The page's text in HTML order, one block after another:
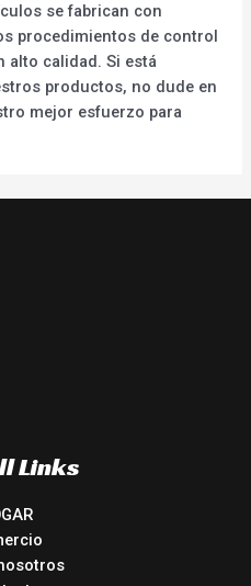
se fabrican con
procedimientos de control
alto calidad. Si está
productos, no dude en
mejor esfuerzo para
Links